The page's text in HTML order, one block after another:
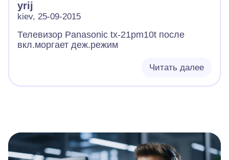
yrij
kiev, 25-09-2015
Телевизор Panasonic tx-21pm10t после
вкл.моргает деж.режим
Читать далее